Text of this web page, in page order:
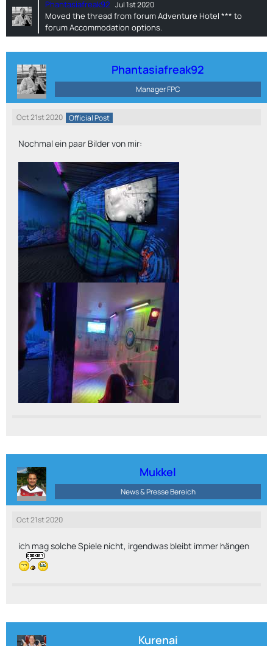
Phantasiafreak92 Jul 1st 2020
Moved the thread from forumAdventure Hotel *** to
forumAccommodation options.
Phantasiafreak92
Manager FPC
Oct 21st 2020 Official Post
Nochmal ein paar Bilder von mir:
Mukkel
News & Presse Bereich
Oct 21st 2020
ich mag solche Spiele nicht, irgendwas bleibt immer hängen
Kurenai